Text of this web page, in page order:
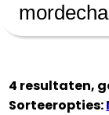
4 resultaten,
Sorteeropties: